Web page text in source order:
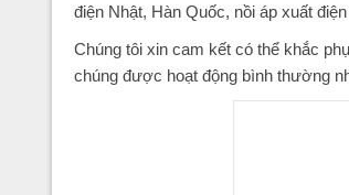
điện Nhật, Hàn Quốc, nồi áp xuất
Chúng tôi xin cam kết có thể khắc
chúng được hoạt động bình thường